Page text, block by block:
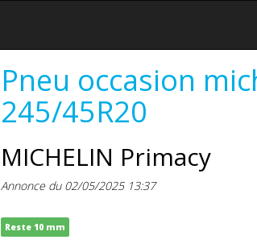
Pneu occasion
245/45R20
MICHELIN Primacy
Annonce du 02/05/2025 13:37
Reste 10 mm